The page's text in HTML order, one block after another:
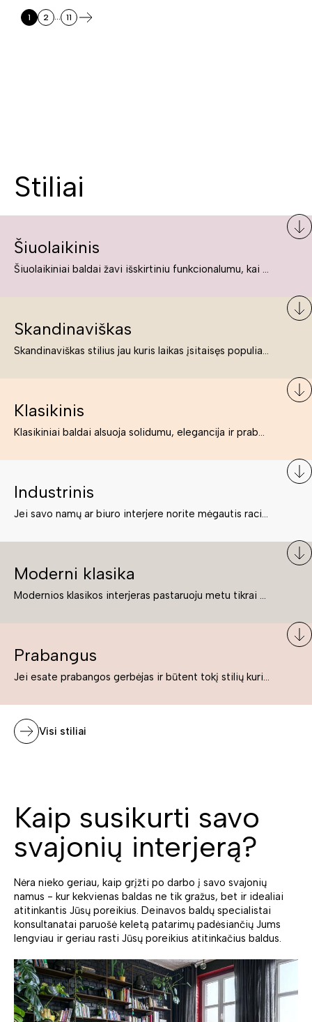
1 2 ... 11
Stiliai
Šiuolaikinis
Šiuolaikiniai baldai žavi išskirtiniu funkcionalumu, kai kurie jų pelnytai net pavadinami meno kūriniais, nes jie tikrai yra išskirtiniai, originalūs ir puikiai atliepiantys į šiuolaikinių žmonių poreikius bei gyvenimo būdo ypatumus.
Skandinaviškas
Skandinaviškas stilius jau kuris laikas įsitaisęs populiariausiųjų sąraše. Namai, butai labai dažnai įrengiami remiantis būtent šio stiliaus ypatumais. Dėl švelnių spalvų, praktiškumo ir estetikos jis masina tuos, kurie neabejingi šviesiem ar neutralių spalvų koloritui, paprastumui, funkcionalumui, natūralumui ir stilingai estetikai. Platų skandinaviškų baldų spektrą rasite „Deinavos baldų“ asortimente.
Klasikinis
Klasikiniai baldai alsuoja solidumu, elegancija ir prabanga. Paprastai jie būna masyvūs, kuria didybės įspūdį. Neabejotinai jie bus geriausias pasirinkimas estetiškam ir rafinuotam klasikiniam namų interjerui. Kartais klasikiniai baldai traktuojami kaip senoviniai, bet tai ne tiesa – klasika yra stilius, neišsemiama elegancija ir rafinuotumas.
Industrinis
Jei savo namų ar biuro interjere norite mėgautis racionaliai išnaudotomis erdvėmis, funkcionalumu ir esate neabejingi tamsesniam koloritui bei praktiškiems sprendimams, tuomet industrinis stilius bus būtent tai, ko Jums reikia. O industrinio stiliaus baldus išsirinksite mūsų asortimente.
Moderni klasika
Modernios klasikos interjeras pastaruoju metu tikrai yra „ant bangos“. Tie, kurie nenori pernelyg nutolti nuo klasikos, bet drauge žavisi šiuolaikiškais sprendimais, su malonumu savo namuose kuria klasikos ir modernaus interjero tandemą – elegantišką, subtilų ir žavingą.
Prabangus
Jei esate prabangos gerbėjas ir būtent tokį stilių kuriate savo namuose ar biure, tuomet solidūs, prabangūs baldai nepriekaištingai įsilies į Jūsų kuriamą interjerą.
Visi stiliai
Kaip susikurti savo
svajonių interjerą?
Nėra nieko geriau, kaip grįžti po darbo į savo svajonių
namus - kur kekvienas baldas ne tik gražus, bet ir idealiai
atitinkantis Jūsų poreikius. Deinavos baldų specialistai
konsultanatai paruošė keletą patarimų padėsiančių Jums
lengviau ir geriau rasti Jūsų poreikius atitinkačius baldus.